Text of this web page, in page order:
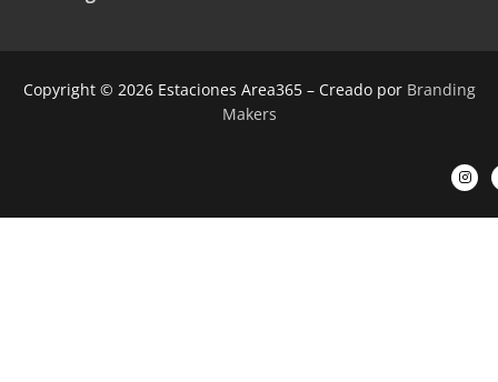
Copyright © 2026 Estaciones Area365 – Creado por Branding
Makers